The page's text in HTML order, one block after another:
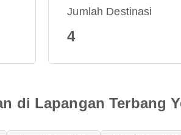
Jumlah Destinasi
4
di Lapangan Terbang